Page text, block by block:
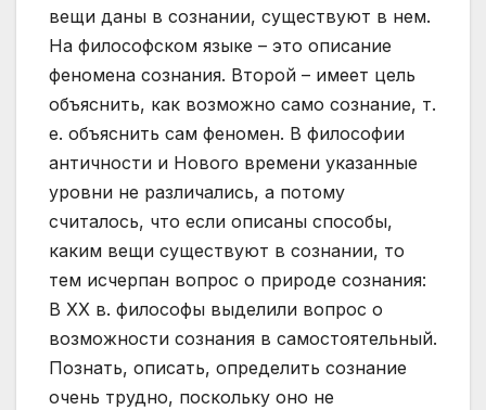
вещи даны в сознании, существуют в нем.
На философском языке – это описание
феномена сознания. Второй – имеет цель
объяснить, как возможно само сознание, т.
е. объяснить сам феномен. В философии
античности и Нового времени указанные
уровни не различались, а потому
считалось, что если описаны способы,
каким вещи существуют в сознании, то
тем исчерпан вопрос о природе сознания:
В XX в. философы выделили вопрос о
возможности сознания в самостоятельный.
Познать, описать, определить сознание
очень трудно, поскольку оно не